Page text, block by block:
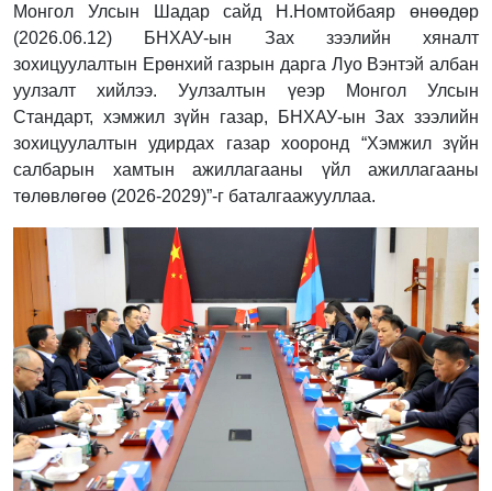
Монгол Улсын Шадар сайд Н.Номтойбаяр өнөөдөр
(2026.06.12) БНХАУ-ын Зах зээлийн хяналт
зохицуулалтын Ерөнхий газрын дарга Луо Вэнтэй албан
уулзалт хийлээ. Уулзалтын үеэр Монгол Улсын
Стандарт, хэмжил зүйн газар, БНХАУ-ын Зах зээлийн
зохицуулалтын удирдах газар хооронд “Хэмжил зүйн
салбарын хамтын ажиллагааны үйл ажиллагааны
төлөвлөгөө (2026-2029)”-г баталгаажууллаа.